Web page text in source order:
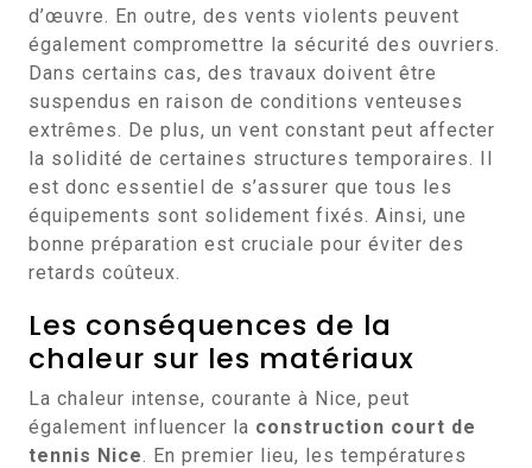
d’œuvre. En outre, des vents violents peuvent
également compromettre la sécurité des ouvriers.
Dans certains cas, des travaux doivent être
suspendus en raison de conditions venteuses
extrêmes. De plus, un vent constant peut affecter
la solidité de certaines structures temporaires. Il
est donc essentiel de s’assurer que tous les
équipements sont solidement fixés. Ainsi, une
bonne préparation est cruciale pour éviter des
retards coûteux.
Les conséquences de la
chaleur sur les matériaux
La chaleur intense, courante à Nice, peut
également influencer la construction court de
tennis Nice. En premier lieu, les températures